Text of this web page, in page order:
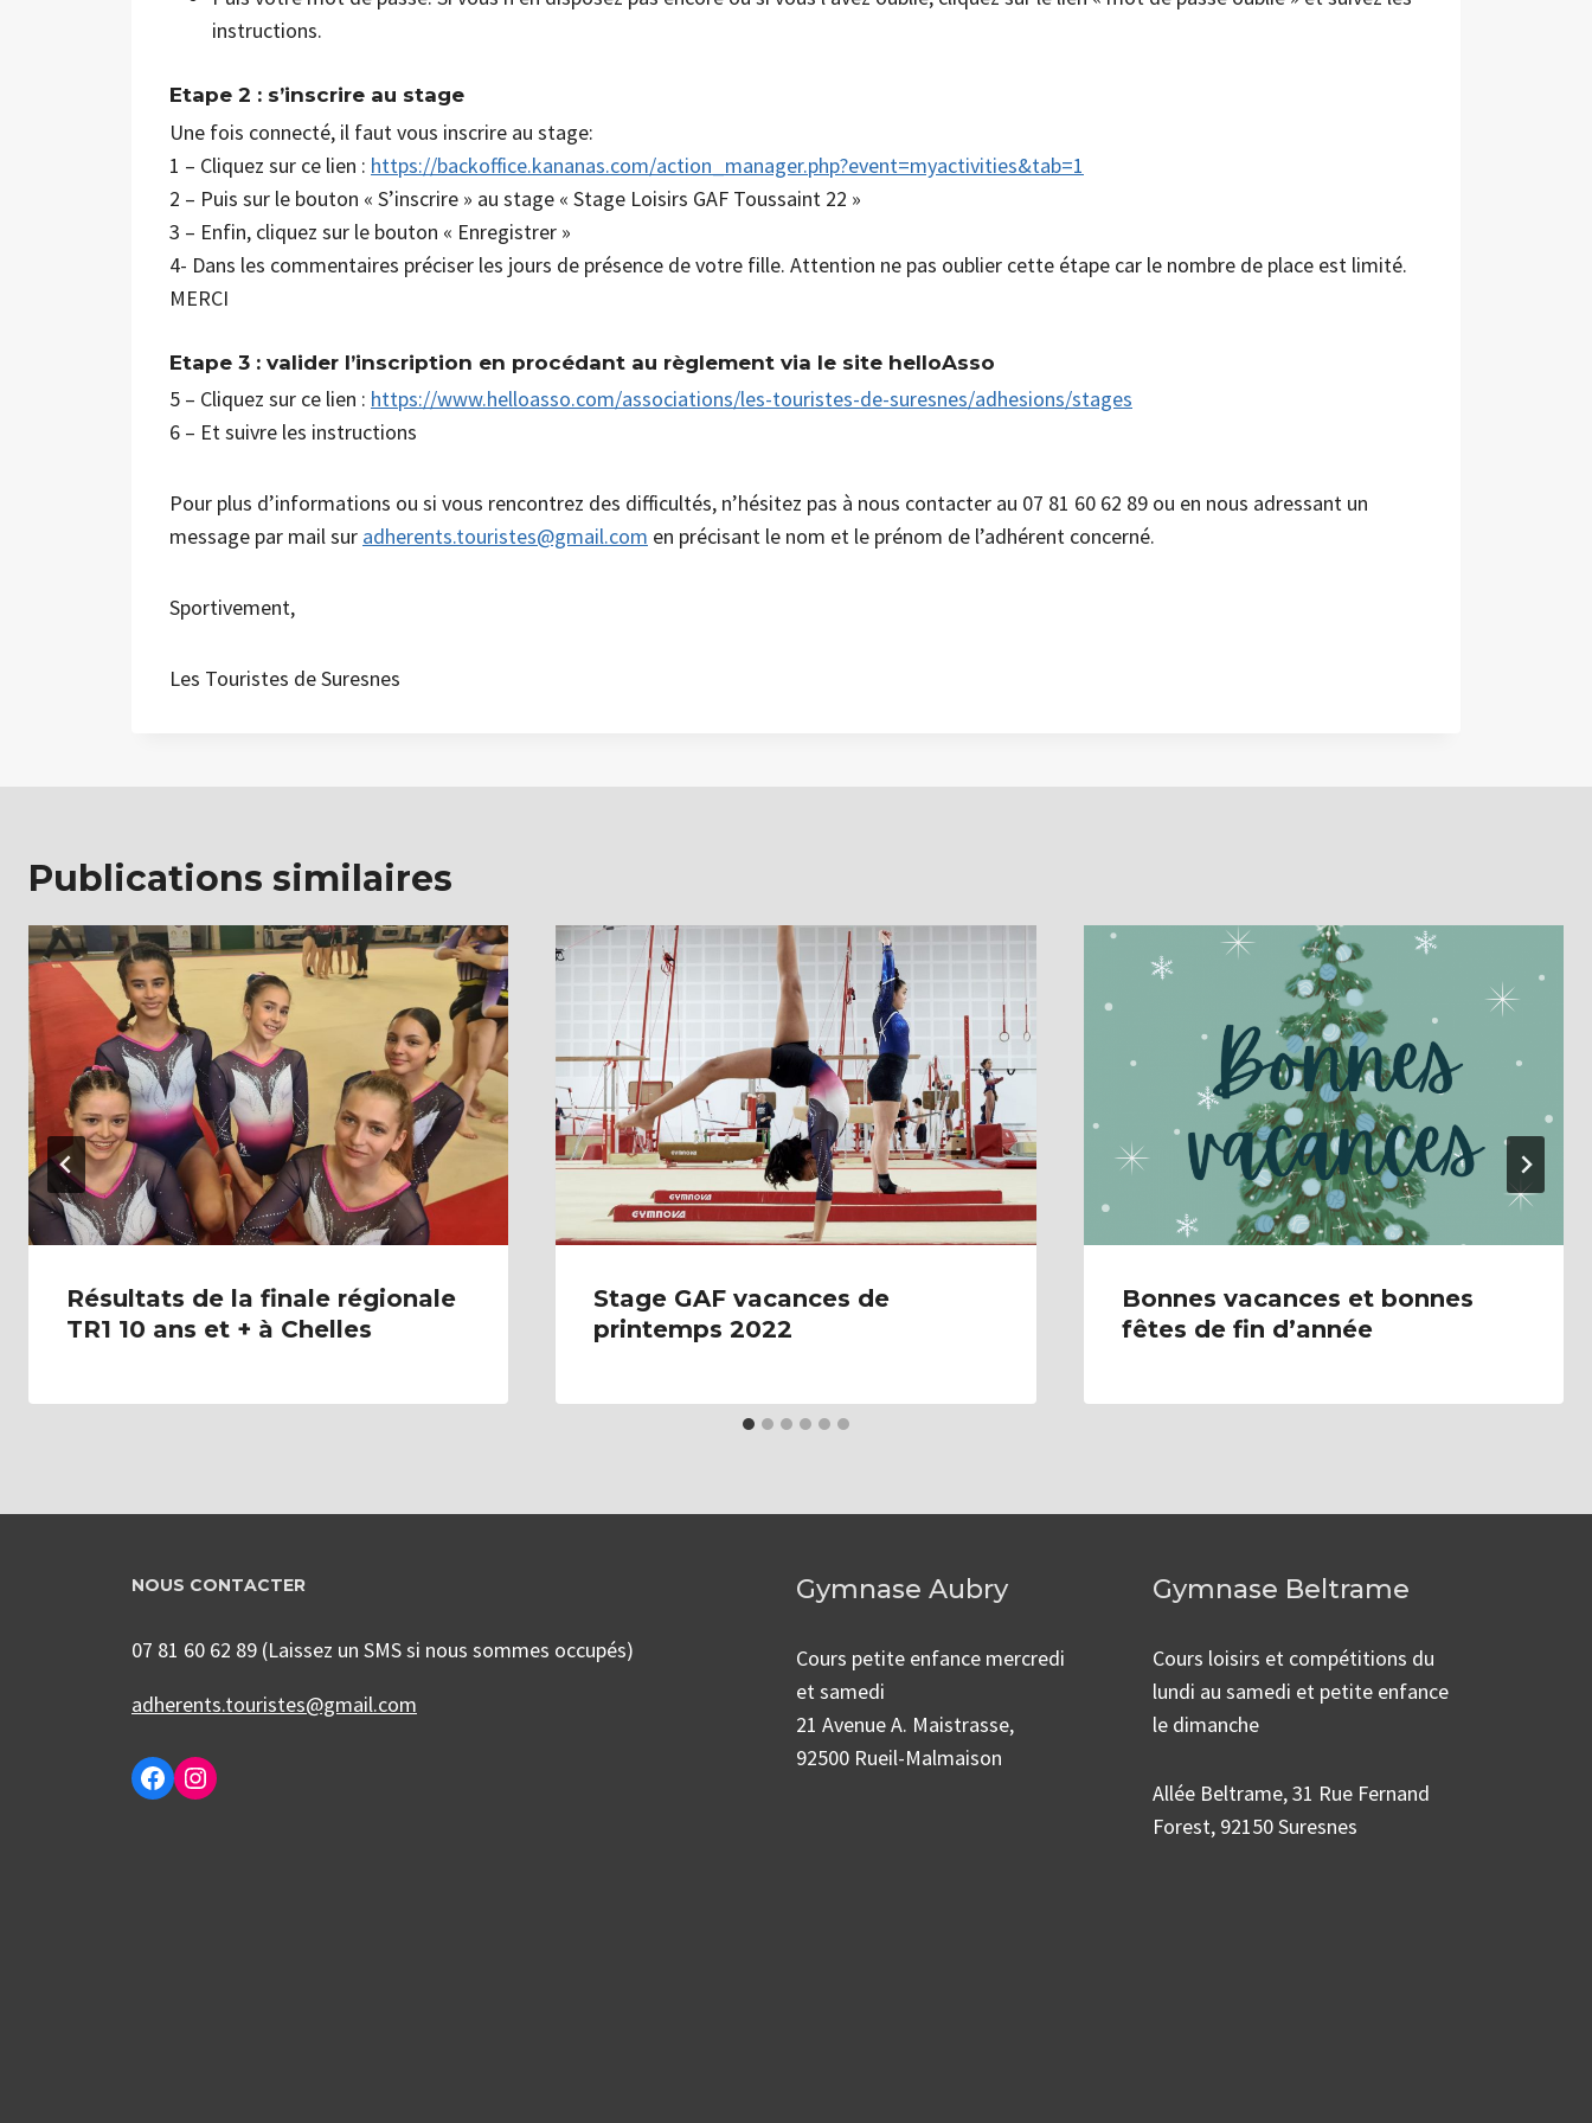
instructions.
Etape 2 : s’inscrire au stage
Une fois connecté, il faut vous inscrire au stage:
1 – Cliquez sur ce lien : https://backoffice.kananas.com/action_manager.php?event=myactivities&tab=1
2 – Puis sur le bouton « S’inscrire » au stage « Stage Loisirs GAF Toussaint 22 »
3 – Enfin, cliquez sur le bouton « Enregistrer »
4- Dans les commentaires préciser les jours de présence de votre fille. Attention ne pas oublier cette étape car le nombre de place est limité.
MERCI
Etape 3 : valider l’inscription en procédant au règlement via le site helloAsso
5 – Cliquez sur ce lien : https://www.helloasso.com/associations/les-touristes-de-suresnes/adhesions/stages
6 – Et suivre les instructions
Pour plus d’informations ou si vous rencontrez des difficultés, n’hésitez pas à nous contacter au 07 81 60 62 89 ou en nous adressant un
message par mail sur adherents.touristes@gmail.com en précisant le nom et le prénom de l’adhérent concerné.
Sportivement,
Les Touristes de Suresnes
Publications similaires
Résultats de la finale régionale
TR1 10 ans et + à Chelles
Stage GAF vacances de
printemps 2022
Bonnes vacances et bonnes
fêtes de fin d’année
NOUS CONTACTER
07 81 60 62 89 (Laissez un SMS si nous sommes occupés)
adherents.touristes@gmail.com
Facebook
Instagram
Gymnase Aubry
Cours petite enfance mercredi
et samedi
21 Avenue A. Maistrasse,
92500 Rueil-Malmaison
Gymnase Beltrame
Cours loisirs et compétitions du
lundi au samedi et petite enfance
le dimanche
Allée Beltrame, 31 Rue Fernand
Forest, 92150 Suresnes